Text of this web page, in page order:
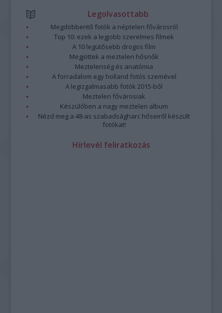
Legolvasottabb
Megdöbbentő fotók a néptelen fővárosról
Top 10: ezek a legjobb szerelmes filmek
A 10 legütősebb drogos film
Megjöttek a meztelen hősnők
Meztelenség és anatómia
A forradalom egy holland fotós szemével
A legizgalmasabb fotók 2015-ből
Meztelen fővárosiak
Készülőben a nagy meztelen album
Nézd meg a 48-as szabadságharc hőseiről készült
fotókat!
Hírlevél feliratkozás